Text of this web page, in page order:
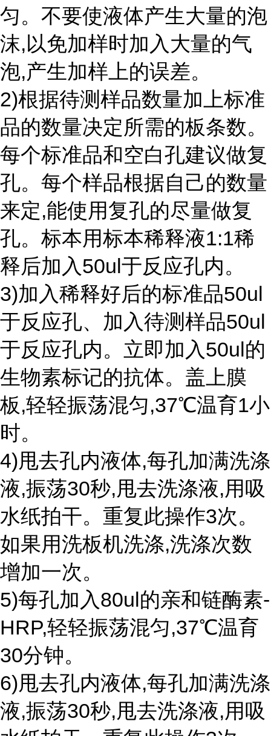
匀。不要使液体产生大量的泡
沫,以免加样时加入大量的气
泡,产生加样上的误差。
2)根据待测样品数量加上标准
品的数量决定所需的板条数。
每个标准品和空白孔建议做复
孔。每个样品根据自己的数量
来定,能使用复孔的尽量做复
孔。标本用标本稀释液1:1稀
释后加入50ul于反应孔内。
3)加入稀释好后的标准品50ul
于反应孔、加入待测样品50ul
于反应孔内。立即加入50ul的
生物素标记的抗体。盖上膜
板,轻轻振荡混匀,37℃温育1小
时。
4)甩去孔内液体,每孔加满洗涤
液,振荡30秒,甩去洗涤液,用吸
水纸拍干。重复此操作3次。
如果用洗板机洗涤,洗涤次数
增加一次。
5)每孔加入80ul的亲和链酶素-
HRP,轻轻振荡混匀,37℃温育
30分钟。
6)甩去孔内液体,每孔加满洗涤
液,振荡30秒,甩去洗涤液,用吸